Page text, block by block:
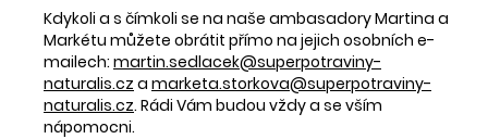
Kdykoli a s čímkoli se na naše ambasadory Martina a
Markétu můžete obrátit přímo na jejich osobních e-
mailech: martin.sedlacek@superpotraviny-
naturalis.cz a marketa.storkova@superpotraviny-
naturalis.cz. Rádi Vám budou vždy a se vším
nápomocni.